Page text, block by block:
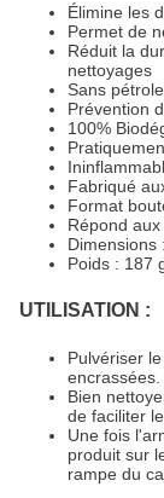
Élimine les
Permet de
Réduit la
nettoyages
Sans
Prévention
100%
Fabriqué
Format
Répond
Dimensions
Poids : 187
UTILISATION :
Pulvériser
Bien
de faciliter
Une fois
produit sur
rampe du